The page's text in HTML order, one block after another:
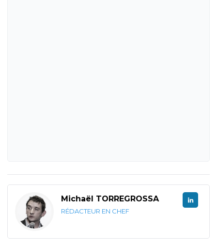
Michaël TORREGROSSA
RÉDACTEUR EN CHEF